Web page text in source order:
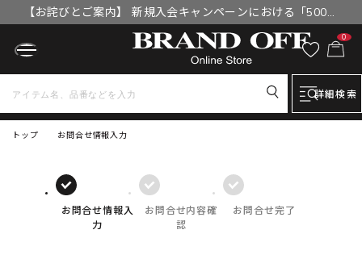
【お詫びとご案内】 新規入会キャンペーンにおける「500円
OFFクーポン」付与漏れと補填について
0
詳細検索
トップ お問合せ情報入力
お問合せ情報入
力
お問合せ内容確
認
お問合せ完了